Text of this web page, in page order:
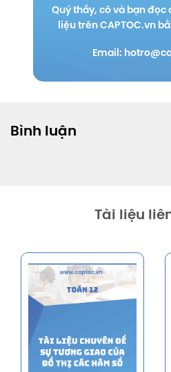
Quý thầy, cô và bạn đọc
liệu trên CAPTOC.vn
Email:
Bình luận
Tài liệu